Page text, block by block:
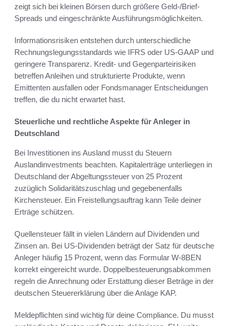
zeigt sich bei kleinen Börsen durch größere Geld-/Brief-
Spreads und eingeschränkte Ausführungsmöglichkeiten.
Informationsrisiken entstehen durch unterschiedliche
Rechnungslegungsstandards wie IFRS oder US-GAAP und
geringere Transparenz. Kredit- und Gegenparteirisiken
betreffen Anleihen und strukturierte Produkte, wenn
Emittenten ausfallen oder Fondsmanager Entscheidungen
treffen, die du nicht erwartet hast.
Steuerliche und rechtliche Aspekte für Anleger in
Deutschland
Bei Investitionen ins Ausland musst du Steuern
Auslandinvestments beachten. Kapitalerträge unterliegen in
Deutschland der Abgeltungssteuer von 25 Prozent
zuzüglich Solidaritätszuschlag und gegebenenfalls
Kirchensteuer. Ein Freistellungsauftrag kann Teile deiner
Erträge schützen.
Quellensteuer fällt in vielen Ländern auf Dividenden und
Zinsen an. Bei US-Dividenden beträgt der Satz für deutsche
Anleger häufig 15 Prozent, wenn das Formular W-8BEN
korrekt eingereicht wurde. Doppelbesteuerungsabkommen
regeln die Anrechnung oder Erstattung dieser Beträge in der
deutschen Steuererklärung über die Anlage KAP.
Meldepflichten sind wichtig für deine Compliance. Du musst